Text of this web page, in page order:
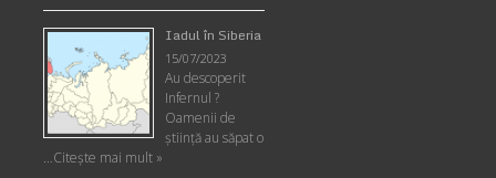
Iadul în Siberia
15/07/2023
Au descoperit
Infernul ?
Oamenii de
ştiinţă au săpat o
…Citește mai mult »